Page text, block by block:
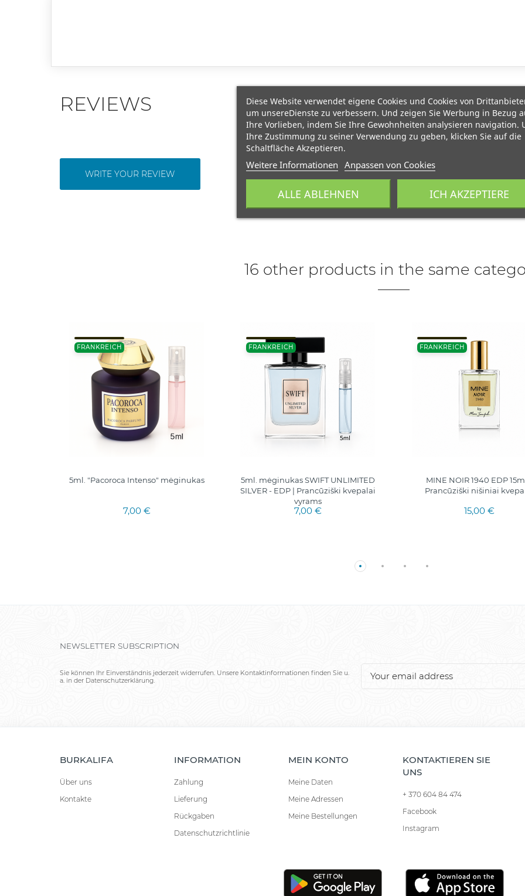
REVIEWS
WRITE YOUR REVIEW
16 other products in the same
FRANKREICH
5ml. "Pacoroca Intenso" mėginukas
7,00 €
FRANKREICH
5ml. mėginukas SWIFT UNLIMITED
SILVER - EDP | Prancūziški kvepalai
vyrams
7,00 €
FRANKREICH
MINE NOIR 1940 EDP
Prancūziški nišiniai
15,00 €
NEWSLETTER SUBSCRIPTION
Sie können Ihr Einverständnis jederzeit widerrufen. Unsere Kontaktinformationen finden Sie u.
a. in der Datenschutzerklärung.
BURKALIFA
Über uns
Kontakte
INFORMATION
Zahlung
Lieferung
Rückgaben
Datenschutzrichtlinie
MEIN KONTO
Meine Daten
Meine Adressen
Meine Bestellungen
KONTAKTIEREN SIE
UNS
+ 370 604 84 474
Facebook
Instagram
Diese Website verwendet eigene Cookies und Cookies von
um unsereDienste zu verbessern. Und zeigen Sie Werbung in Bezug
Ihre Vorlieben, indem Sie Ihre Gewohnheiten analysieren navigation.
Ihre Zustimmung zu seiner Verwendung zu geben, klicken Sie auf die
Schaltfläche Akzeptieren.
Weitere Informationen Anpassen von Cookies
ALLE ABLEHNEN ICH AKZEPTIERE